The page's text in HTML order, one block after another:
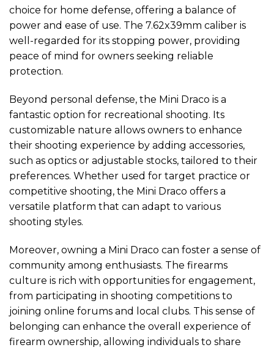
choice for home defense, offering a balance of
power and ease of use. The 7.62x39mm caliber is
well-regarded for its stopping power, providing
peace of mind for owners seeking reliable
protection.
Beyond personal defense, the Mini Draco is a
fantastic option for recreational shooting. Its
customizable nature allows owners to enhance
their shooting experience by adding accessories,
such as optics or adjustable stocks, tailored to their
preferences. Whether used for target practice or
competitive shooting, the Mini Draco offers a
versatile platform that can adapt to various
shooting styles.
Moreover, owning a Mini Draco can foster a sense of
community among enthusiasts. The firearms
culture is rich with opportunities for engagement,
from participating in shooting competitions to
joining online forums and local clubs. This sense of
belonging can enhance the overall experience of
firearm ownership, allowing individuals to share